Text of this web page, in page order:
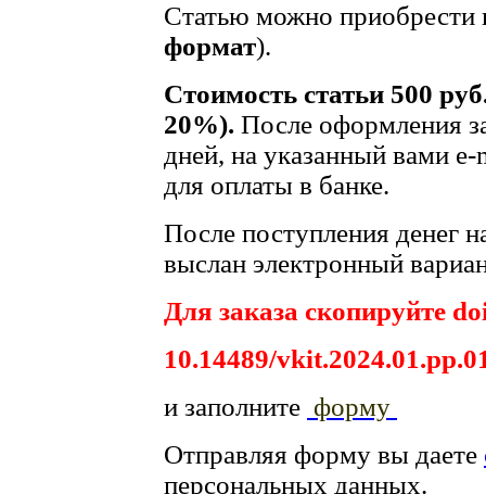
Статью можно приобрести
формат).
Стоимость статьи 500
20%). После оформления
дней, на указанный вами
для оплаты в банке.
После поступления денег
выслан электронный
Для заказа скопируйте
10.14489/
и заполните форму
Отправляя форму вы даете
персональных данных.